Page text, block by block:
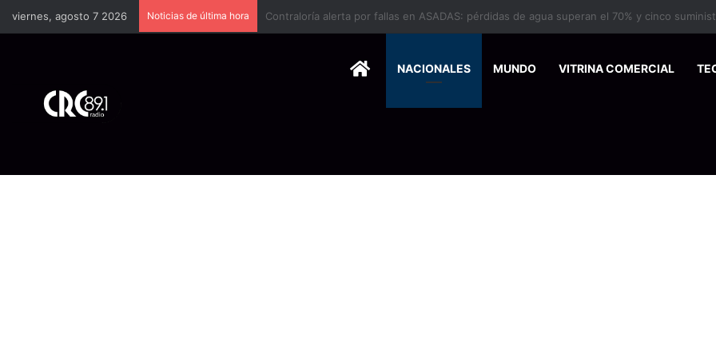
viernes, agosto 7 2026 Noticias de última hora
HOMENACIONALES MUNDO VITRINA COMERCIAL